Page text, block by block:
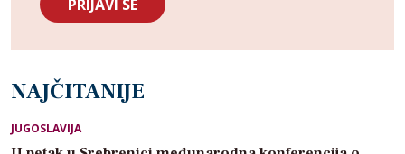
NAJČITANIJE
JUGOSLAVIJA